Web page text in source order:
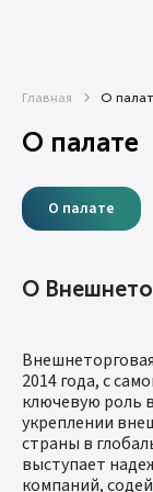
Главная О
О палате
О палате
О
2014 года, с
ключевую роль
укреплении
страны в
выступает
компаний,